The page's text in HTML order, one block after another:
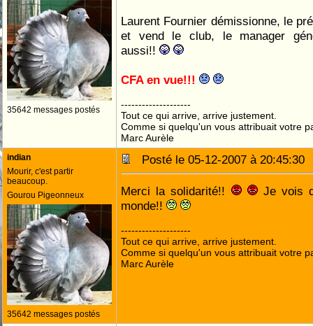
35642 messages postés
Laurent Fournier démissionne, le
et vend le club, le manager
aussi!!
CFA en vue!!!
--------------------
Tout ce qui arrive, arrive justement.
Comme si quelqu'un vous attribuait votre
Marc Aurèle
indian
Mourir, c'est partir
beaucoup.
Gourou Pigeonneux
35642 messages postés
Posté le 05-12-2007 à
Merci la solidarité!!
Je vois
monde!!
--------------------
Tout ce qui arrive, arrive justement.
Comme si quelqu'un vous attribuait votre
Marc Aurèle